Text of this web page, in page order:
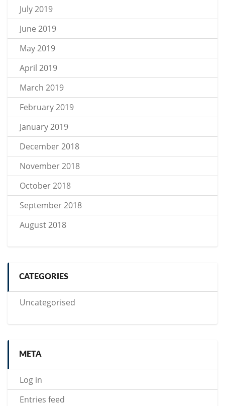
July 2019
June 2019
May 2019
April 2019
March 2019
February 2019
January 2019
December 2018
November 2018
October 2018
September 2018
August 2018
CATEGORIES
Uncategorised
META
Log in
Entries feed